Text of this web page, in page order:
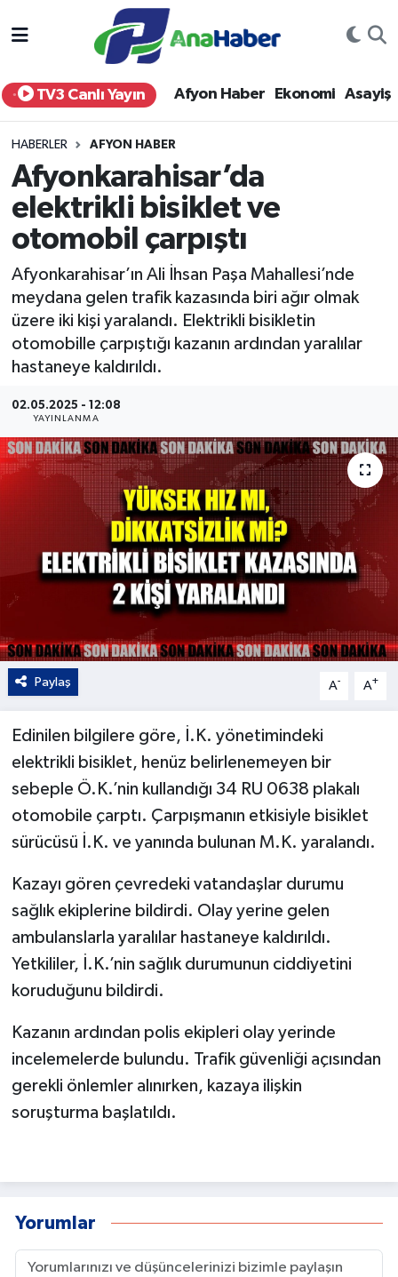
TV3 Canlı Yayın Afyon Haber Ekonomi Asayiş
HABERLER AFYON HABER
Afyonkarahisar’da
elektrikli bisiklet ve
otomobil çarpıştı
Afyonkarahisar’ın Ali İhsan Paşa Mahallesi’nde
meydana gelen trafik kazasında biri ağır olmak
üzere iki kişi yaralandı. Elektrikli bisikletin
otomobille çarpıştığı kazanın ardından yaralılar
hastaneye kaldırıldı.
02.05.2025 - 12:08
YAYINLANMA
Paylaş A- A+
Edinilen bilgilere göre, İ.K. yönetimindeki
elektrikli bisiklet, henüz belirlenemeyen bir
sebeple Ö.K.’nin kullandığı 34 RU 0638 plakalı
otomobile çarptı. Çarpışmanın etkisiyle bisiklet
sürücüsü İ.K. ve yanında bulunan M.K. yaralandı.
Kazayı gören çevredeki vatandaşlar durumu
sağlık ekiplerine bildirdi. Olay yerine gelen
ambulanslarla yaralılar hastaneye kaldırıldı.
Yetkililer, İ.K.’nin sağlık durumunun ciddiyetini
koruduğunu bildirdi.
Kazanın ardından polis ekipleri olay yerinde
incelemelerde bulundu. Trafik güvenliği açısından
gerekli önlemler alınırken, kazaya ilişkin
soruşturma başlatıldı.
Yorumlar
Yurt Haber
Afyon Haber
Siyaset
Spor
Eğitim
Sağlık
Yaşam
Afyonkarahisar Nöbetçi Eczaneler
Afyonkarahisar Hava Durumu
Afyonkarahisar Trafik Yoğunluk Haritası
Süper Lig Puan Durumu ve Fikstür
Tüm Manşetler
Son Dakika Haberleri